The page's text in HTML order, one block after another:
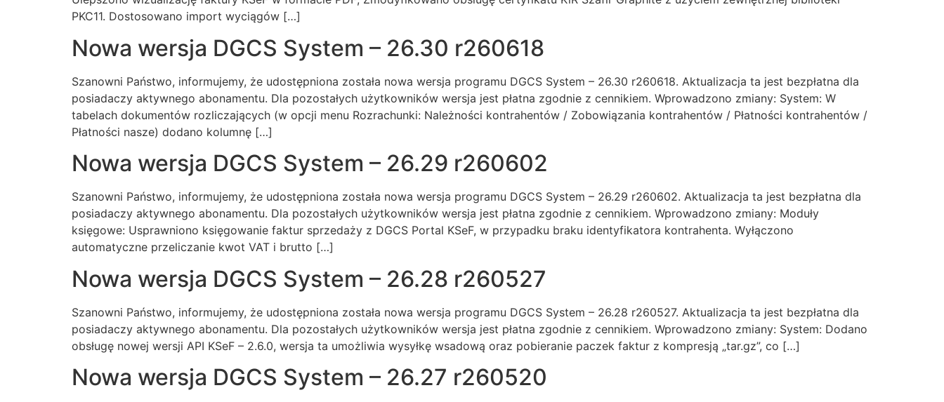
PKC11. Dostosowano import wyciągów […]
Nowa wersja DGCS System – 26.30 r260618
Szanowni Państwo, informujemy, że udostępniona została nowa wersja programu DGCS System – 26.30 r260618. Aktualizacja ta jest bezpłatna dla
posiadaczy aktywnego abonamentu. Dla pozostałych użytkowników wersja jest płatna zgodnie z cennikiem. Wprowadzono zmiany: System: W
tabelach dokumentów rozliczających (w opcji menu Rozrachunki: Należności kontrahentów / Zobowiązania kontrahentów / Płatności kontrahentów /
Płatności nasze) dodano kolumnę […]
Nowa wersja DGCS System – 26.29 r260602
Szanowni Państwo, informujemy, że udostępniona została nowa wersja programu DGCS System – 26.29 r260602. Aktualizacja ta jest bezpłatna dla
posiadaczy aktywnego abonamentu. Dla pozostałych użytkowników wersja jest płatna zgodnie z cennikiem. Wprowadzono zmiany: Moduły
księgowe: Usprawniono księgowanie faktur sprzedaży z DGCS Portal KSeF, w przypadku braku identyfikatora kontrahenta. Wyłączono
automatyczne przeliczanie kwot VAT i brutto […]
Nowa wersja DGCS System – 26.28 r260527
Szanowni Państwo, informujemy, że udostępniona została nowa wersja programu DGCS System – 26.28 r260527. Aktualizacja ta jest bezpłatna dla
posiadaczy aktywnego abonamentu. Dla pozostałych użytkowników wersja jest płatna zgodnie z cennikiem. Wprowadzono zmiany: System: Dodano
obsługę nowej wersji API KSeF – 2.6.0, wersja ta umożliwia wysyłkę wsadową oraz pobieranie paczek faktur z kompresją „tar.gz”, co […]
Nowa wersja DGCS System – 26.27 r260520